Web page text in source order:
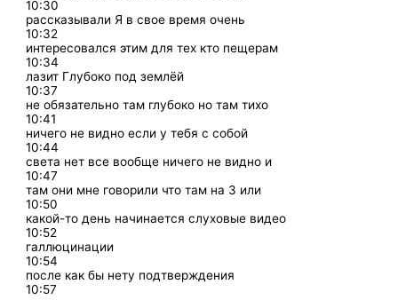
10:30
рассказывали Я в свое время очень
10:32
интересовался этим для тех кто пещерам
10:34
лазит Глубоко под землёй
10:37
не обязательно там глубоко но там тихо
10:41
ничего не видно если у тебя с собой
10:44
света нет все вообще ничего не видно и
10:47
там они мне говорили что там на 3 или
10:50
какой-то день начинается слуховые видео
10:52
галлюцинации
10:54
после как бы нету подтверждения
10:57